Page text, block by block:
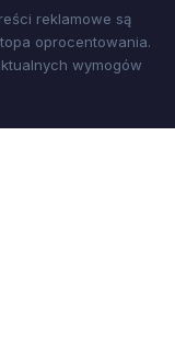
reklamowe są
oprocentowania.
wymogów